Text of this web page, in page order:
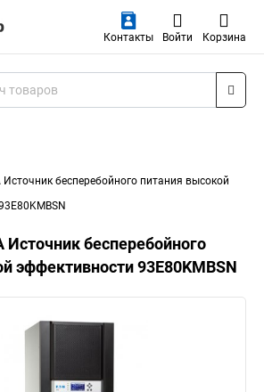
Контакты Войти Корзина
Источник бесперебойного питания высокой
Источник бесперебойного
эффективности 93E80KMBSN